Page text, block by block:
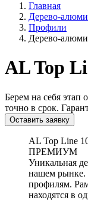
Главная
Дерево-
Профили
Дерево-
AL Top
Берем на себя этап
точно в срок.
Оставить заявку
AL Top Line
ПРЕМИУМ
Уникальная
нашем рынке.
профилям.
находятся в